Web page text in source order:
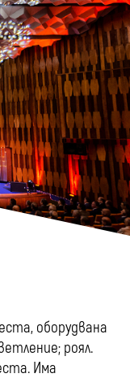
оборудвана
роял.
Има